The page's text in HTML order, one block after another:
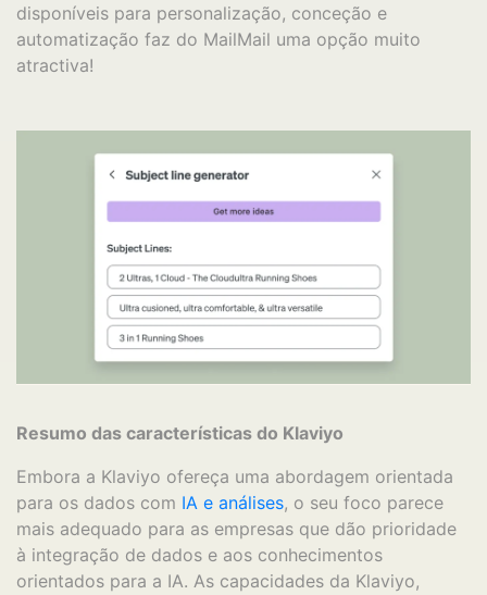
disponíveis para personalização, conceção e
automatização faz do MailMail uma opção muito
atractiva!
Resumo das características do Klaviyo
Embora a Klaviyo ofereça uma abordagem orientada
para os dados com IA e análises, o seu foco parece
mais adequado para as empresas que dão prioridade
à integração de dados e aos conhecimentos
orientados para a IA. As capacidades da Klaviyo,